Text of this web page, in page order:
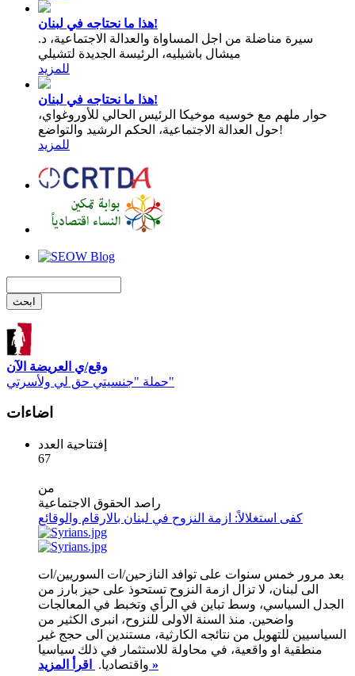
هذا ما نحتاجه في لبنان!
سيرة مناضلة من اجل المساواة والعدالة الاجتماعية، د.
ميشال باشيليه، الرئيسة الجديدة لتشيلي
للمزيد
هذا ما نحتاجه في لبنان!
حوار ملهم مع خوسيه موخيكا الرئيس الحالي للأوروغواي،
حول العدالة الاجتماعية، الحكم الرشيد والتواضع!
للمزيد
وقع/ي العريضة الآن
حملة "جنسيتي حق لي ولأسرتي"
اضاءات
إفتتاحية العدد
67
من
راصد الحقوق الاجتماعية
كفى استغلالاً: ازمة النزوح في لبنان بالارقام والوقائع
بعد مرور خمس سنوات على توافد النازحين/ات السوريين/ات
الى لبنان، لا تزال ازمة النزوح تستحوذ على حيز بارز من
الجدل السياسي، وسط تباين في الرأي وتخبط في المعالجات
واضحين. منذ السنة الاولى للنزوح، انبرى الكثير من
السياسيين للتهويل من نتائجه الكارثية، مستندين الى حجج غير
منطقية او واقعية، في محاولة للاستثمار في ذلك سياسيا
واقتصاديا. اقرأ المزيد »